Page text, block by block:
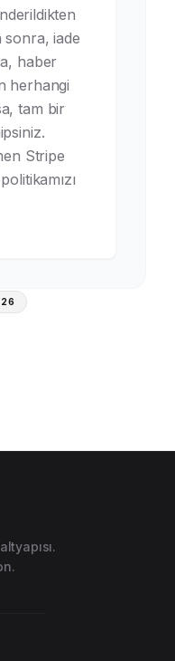
sonra, iade
haber
herhangi
tam bir
Stripe